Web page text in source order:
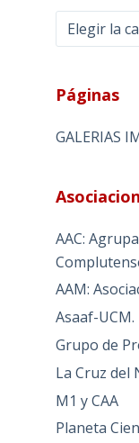
Categorias
Páginas
GALERIAS
AAC:
AAM:
Asaaf-UCM.
Grupo de
La Cruz del
M1 y CAA
Planeta